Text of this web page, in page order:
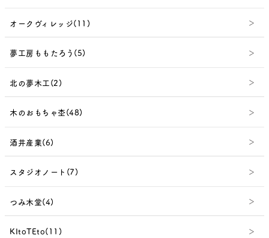
オークヴィレッジ(11)
夢工房ももたろう(5)
北の夢木工(2)
木のおもちゃ杢(48)
酒井産業(6)
スタジオノート(7)
つみ木堂(4)
KItoTEto(11)